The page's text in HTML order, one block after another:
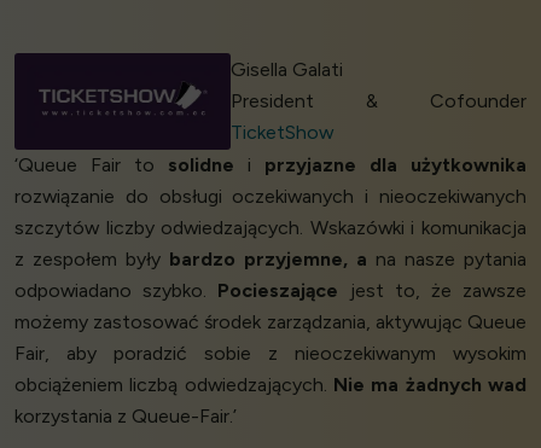
Gisella Galati
President & Cofounder
TicketShow
‘Queue Fair to solidne i przyjazne dla użytkownika
rozwiązanie do obsługi oczekiwanych i nieoczekiwanych
szczytów liczby odwiedzających. Wskazówki i komunikacja
z zespołem były bardzo przyjemne, a na nasze pytania
odpowiadano szybko. Pocieszające jest to, że zawsze
możemy zastosować środek zarządzania, aktywując Queue
Fair, aby poradzić sobie z nieoczekiwanym wysokim
obciążeniem liczbą odwiedzających. Nie ma żadnych wad
korzystania z Queue-Fair.’